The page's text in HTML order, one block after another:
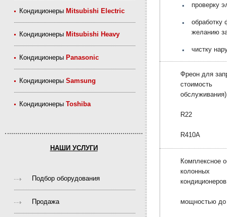
Кондиционеры Mitsubishi Electric
Кондиционеры Mitsubishi Heavy
Кондиционеры Panasonic
КондиционерыSamsung
КондиционерыToshiba
НАШИ УСЛУГИ
Подбор оборудования
Продажа
проверку
обработку
желанию
чистку
Фреон для
стоимость
R22
R410A
Комплексное
колонных
кондиционеров
мощностью до